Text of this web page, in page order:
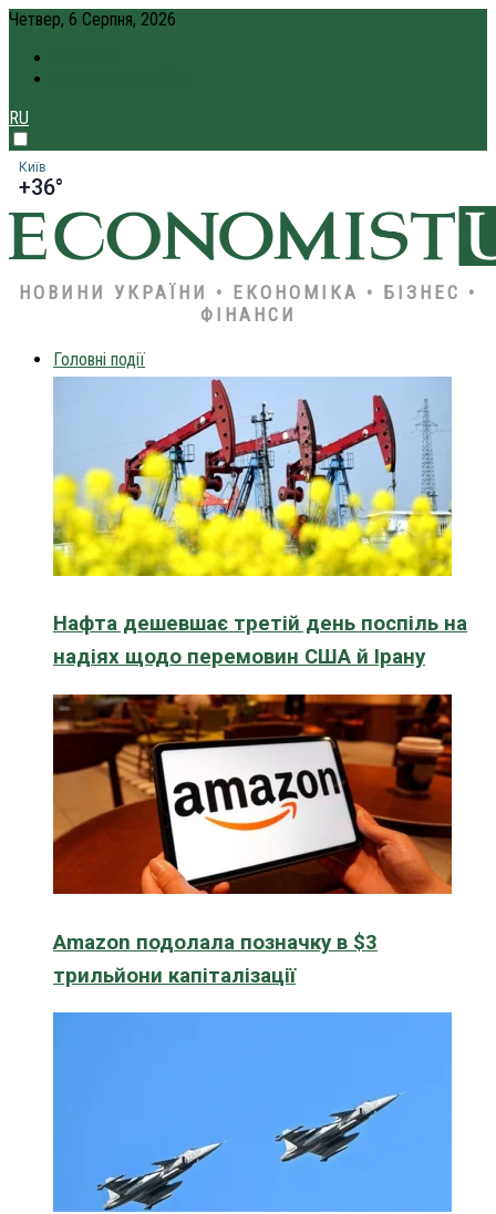
Четвер, 6 Серпня, 2026
RU
Київ
+36°
НОВИНИ УКРАЇНИ • ЕКОНОМІКА • БІЗНЕС •
ФІНАНСИ
Головні події
Нафта дешевшає третій день поспіль на
надіях щодо перемовин США й Ірану
Amazon подолала позначку в $3
трильйони капіталізації